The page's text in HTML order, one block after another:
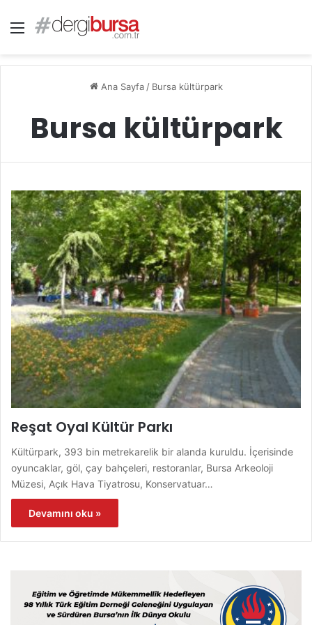
Menü
Ana Sayfa / Bursa kültürpark
Bursa kültürpark
Reşat Oyal Kültür Parkı
Kültürpark, 393 bin metrekarelik bir alanda kuruldu. İçerisinde
oyuncaklar, göl, çay bahçeleri, restoranlar, Bursa Arkeoloji
Müzesi, Açık Hava Tiyatrosu, Konservatuar…
Devamını oku »